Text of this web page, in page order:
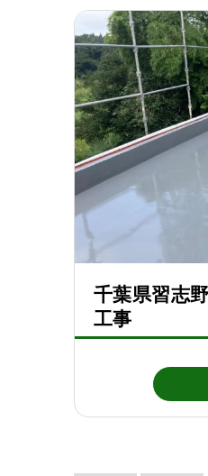
千葉県習志
工事